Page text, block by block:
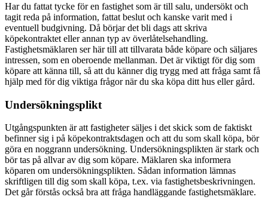
Har du fattat tycke för en fastighet som är till salu, undersökt och
tagit reda på information, fattat beslut och kanske varit med i
eventuell budgivning. Då börjar det bli dags att skriva
köpekontraktet eller annan typ av överlåtelsehandling.
Fastighetsmäklaren ser här till att tillvarata både köpare och säljares
intressen, som en oberoende mellanman. Det är viktigt för dig som
köpare att känna till, så att du känner dig trygg med att fråga samt få
hjälp med för dig viktiga frågor när du ska köpa ditt hus eller gård.
Undersökningsplikt
Utgångspunkten är att fastigheter säljes i det skick som de faktiskt
befinner sig i på köpekontraktsdagen och att du som skall köpa, bör
göra en noggrann undersökning. Undersökningsplikten är stark och
bör tas på allvar av dig som köpare. Mäklaren ska informera
köparen om undersökningsplikten. Sådan information lämnas
skriftligen till dig som skall köpa, t.ex. via fastighetsbeskrivningen.
Det går förstås också bra att fråga handläggande fastighetsmäklare.